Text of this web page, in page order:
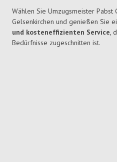
Wählen Sie Umzugsmeister Pabst
Gelsenkirchen und genießen Sie
und kosteneffizienten Service,
Bedürfnisse zugeschnitten ist.